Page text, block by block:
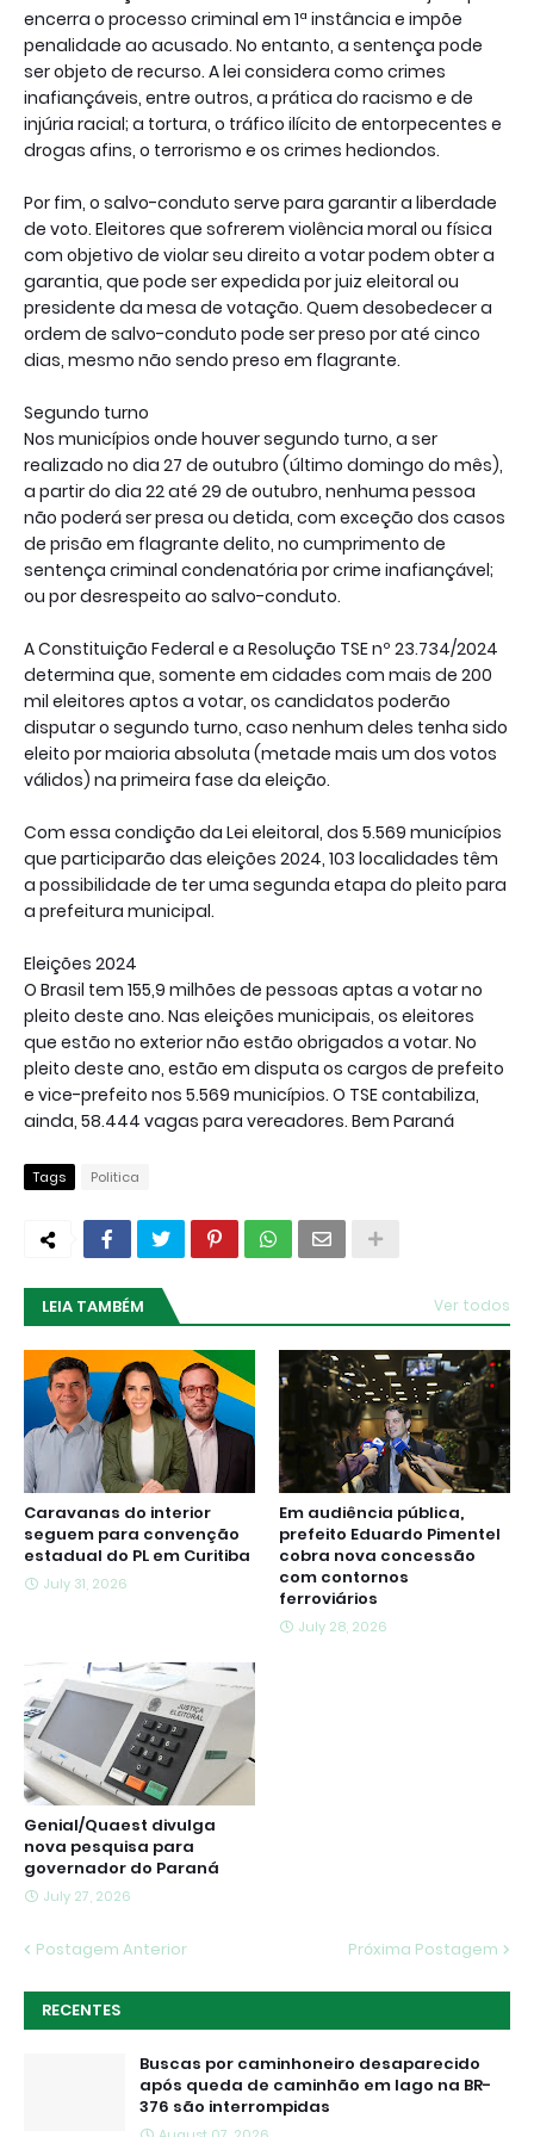
encerra o processo criminal em 1ª instância e impõe
penalidade ao acusado. No entanto, a sentença pode
ser objeto de recurso. A lei considera como crimes
inafiançáveis, entre outros, a prática do racismo e de
injúria racial; a tortura, o tráfico ilícito de entorpecentes e
drogas afins, o terrorismo e os crimes hediondos.
Por fim, o salvo-conduto serve para garantir a liberdade
de voto. Eleitores que sofrerem violência moral ou física
com objetivo de violar seu direito a votar podem obter a
garantia, que pode ser expedida por juiz eleitoral ou
presidente da mesa de votação. Quem desobedecer a
ordem de salvo-conduto pode ser preso por até cinco
dias, mesmo não sendo preso em flagrante.
Segundo turno
Nos municípios onde houver segundo turno, a ser
realizado no dia 27 de outubro (último domingo do mês),
a partir do dia 22 até 29 de outubro, nenhuma pessoa
não poderá ser presa ou detida, com exceção dos casos
de prisão em flagrante delito, no cumprimento de
sentença criminal condenatória por crime inafiançável;
ou por desrespeito ao salvo-conduto.
A Constituição Federal e a Resolução TSE nº 23.734/2024
determina que, somente em cidades com mais de 200
mil eleitores aptos a votar, os candidatos poderão
disputar o segundo turno, caso nenhum deles tenha sido
eleito por maioria absoluta (metade mais um dos votos
válidos) na primeira fase da eleição.
Com essa condição da Lei eleitoral, dos 5.569 municípios
que participarão das eleições 2024, 103 localidades têm
a possibilidade de ter uma segunda etapa do pleito para
a prefeitura municipal.
Eleições 2024
O Brasil tem 155,9 milhões de pessoas aptas a votar no
pleito deste ano. Nas eleições municipais, os eleitores
que estão no exterior não estão obrigados a votar. No
pleito deste ano, estão em disputa os cargos de prefeito
e vice-prefeito nos 5.569 municípios. O TSE contabiliza,
ainda, 58.444 vagas para vereadores. Bem Paraná
Tags Politica
LEIA TAMBÉM Ver todos
Caravanas do interior
seguem para convenção
estadual do PL em Curitiba
July 31, 2026
Em audiência pública,
prefeito Eduardo Pimentel
cobra nova concessão
com contornos
ferroviários
July 28, 2026
Genial/Quaest divulga
nova pesquisa para
governador do Paraná
July 27, 2026
Postagem Anterior Próxima Postagem
RECENTES
Buscas por caminhoneiro desaparecido
após queda de caminhão em lago na BR-
376 são interrompidas